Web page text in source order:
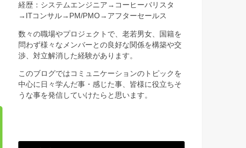
経歴：システムエンジニア→コーヒーバリスタ
→ITコンサル→PM/PMO→アフターセールス
数々の職場やプロジェクトで、老若男女、国籍を
問わず様々なメンバーとの良好な関係を構築や交
渉、対立解消した経験があります。
このブログではコミュニケーションのトピックを
中心に日々学んだ事・感じた事、皆様に役立ちそ
うな事を発信していけたらと思います。